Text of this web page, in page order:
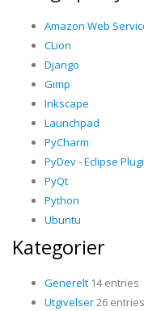
Amazon Web
CLion
Django
Gimp
Inkscape
Launchpad
PyCharm
PyDev - Eclipse
PyQt
Python
Ubuntu
Kategorier
Generelt 14 entries
Utgivelser26 entries